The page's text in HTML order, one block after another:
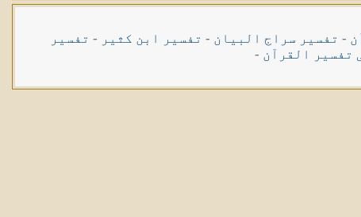
- تفسیر سراج البیان - تفسیر ابن کثیر - تفسیر
تفسیر القرآن -